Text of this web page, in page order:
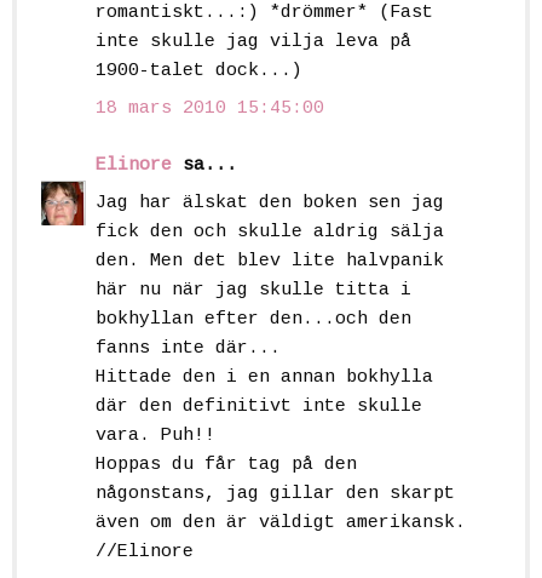
romantiskt...:) *drömmer* (Fast
inte skulle jag vilja leva på
1900-talet dock...)
18 mars 2010 15:45:00
Elinore sa...
Jag har älskat den boken sen jag
fick den och skulle aldrig sälja
den. Men det blev lite halvpanik
här nu när jag skulle titta i
bokhyllan efter den...och den
fanns inte där...
Hittade den i en annan bokhylla
där den definitivt inte skulle
vara. Puh!!
Hoppas du får tag på den
någonstans, jag gillar den skarpt
även om den är väldigt amerikansk.
//Elinore